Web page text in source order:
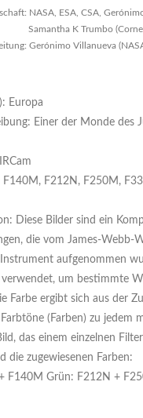
NASA, ESA, CSA,
Samantha K Trumbo
Gerónimo Villanueva
Europa
Einer der Monde des
F140M, F212N, F250M,
Diese Bilder sind ein
die vom James-Webb-
aufgenommen
um bestimmte
Farbe ergibt sich aus der
(Farben) zu jedem
das einem einzelnen
die zugewiesenen Farben:
F140M Grün: F212N +